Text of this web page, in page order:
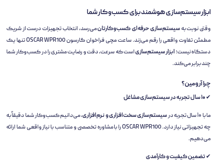
ابزار سیستم‌سازی هوشمند برای کسب‌وکار شما
وقتی نوبت بهسیستم‌سازی حرفه‌ای کسب‌وکارتانمی‌رسد، انتخاب تجهیزات درست از شریک
مطمئن تفاوت واقعی را رقم می‌زند. ساعت مچی فراخوان گارسون OSCAR WPR100 تنها یک
دستگاه نیست؛ ابزار سیستم‌سازیاست که سرعت، دقت و رضایت مشتری را در کسب‌وکار شما
چند برابر می‌کند.
چرا آرومین؟
✔۱۰ سال تجربه در سیستم‌سازی مشاغل
ما با ۱۰ سال تجربه در سیستم‌سازی سخت‌افزاری و نرم‌افزاری، می‌دانیم کسب‌وکار شما دقیقاً به
چه تجهیزاتی نیاز دارد. OSCAR WPR100 را با مشاوره تخصصی و متناسب با نیاز واقعی شما ارائه
می‌دهیم.
✔تضمین کیفیت و کارآمدی